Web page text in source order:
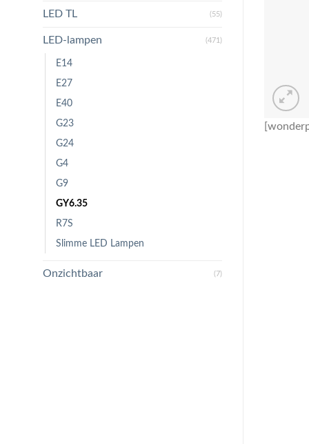
LED TL (55)
LED-lampen (471)
E14
E27
E40
G23
G24
G4
G9
GY6.35
R7S
Slimme LED Lampen
Onzichtbaar (7)